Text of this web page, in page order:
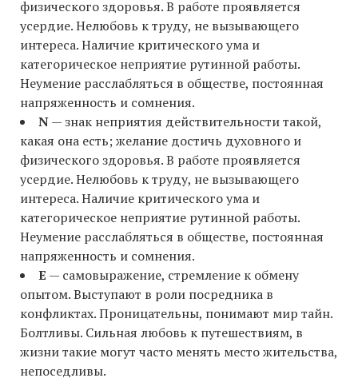
физического здоровья. В работе проявляется
усердие. Нелюбовь к труду, не вызывающего
интереса. Наличие критического ума и
категорическое неприятие рутинной работы.
Неумение расслабляться в обществе, постоянная
напряженность и сомнения.
N— знак неприятия действительности такой,
какая она есть; желание достичь духовного и
физического здоровья. В работе проявляется
усердие. Нелюбовь к труду, не вызывающего
интереса. Наличие критического ума и
категорическое неприятие рутинной работы.
Неумение расслабляться в обществе, постоянная
напряженность и сомнения.
E — самовыражение, стремление к обмену
опытом. Выступают в роли посредника в
конфликтах. Проницательны, понимают мир тайн.
Болтливы. Сильная любовь к путешествиям, в
жизни такие могут часто менять место жительства,
непоседливы.